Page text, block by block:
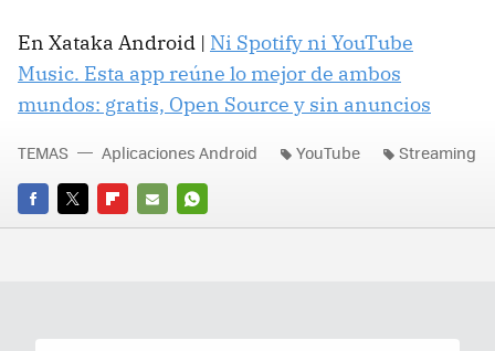
En Xataka Android | Ni Spotify ni YouTube
Music. Esta app reúne lo mejor de ambos
mundos: gratis, Open Source y sin anuncios
FACEBOOK
TWITTERFLIPBOARD
E-
WHATSAPP
TEMAS Aplicaciones Android YouTube Streaming